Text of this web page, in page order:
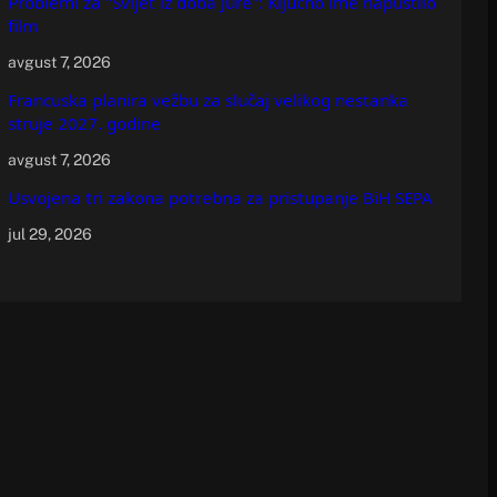
film
avgust 7, 2026
Francuska planira vežbu za slučaj velikog nestanka
struje 2027. godine
avgust 7, 2026
Usvojena tri zakona potrebna za pristupanje BiH SEPA
jul 29, 2026